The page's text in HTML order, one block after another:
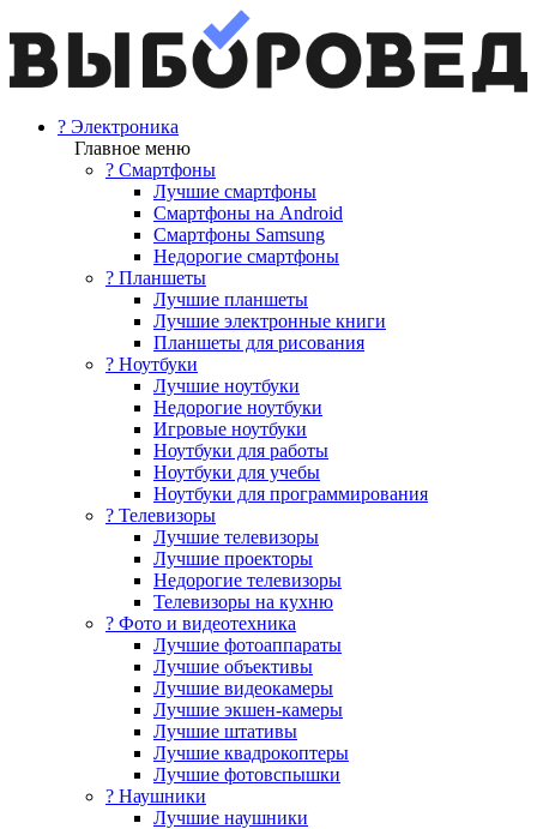
? Электроника
Главное меню
? Смартфоны
Лучшие смартфоны
Смартфоны на Android
Смартфоны Samsung
Недорогие смартфоны
? Планшеты
Лучшие планшеты
Лучшие электронные книги
Планшеты для рисования
? Ноутбуки
Лучшие ноутбуки
Недорогие ноутбуки
Игровые ноутбуки
Ноутбуки для работы
Ноутбуки для учебы
Ноутбуки для программирования
? Телевизоры
Лучшие телевизоры
Лучшие проекторы
Недорогие телевизоры
Телевизоры на кухню
? Фото и видеотехника
Лучшие фотоаппараты
Лучшие объективы
Лучшие видеокамеры
Лучшие экшен-камеры
Лучшие штативы
Лучшие квадрокоптеры
Лучшие фотовспышки
? Наушники
Лучшие наушники